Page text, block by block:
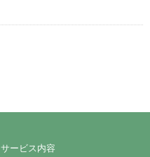
サービス内容